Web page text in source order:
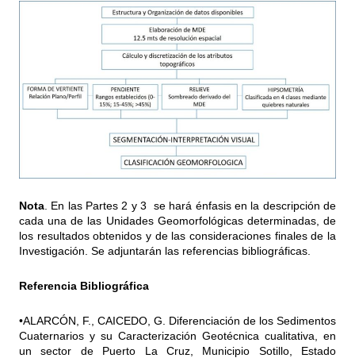
Nota . En las Partes 2 y 3 se hará énfasis en la descripción de
cada una de las Unidades Geomorfológicas determinadas, de
los resultados obtenidos y de las consideraciones finales de la
Investigación. Se adjuntarán las referencias bibliográficas.
Referencia Bibliográfica
•ALARCÓN, F., CAICEDO, G. Diferenciación de los Sedimentos
Cuaternarios y su Caracterización Geotécnica cualitativa, en
un sector de Puerto La Cruz, Municipio Sotillo, Estado